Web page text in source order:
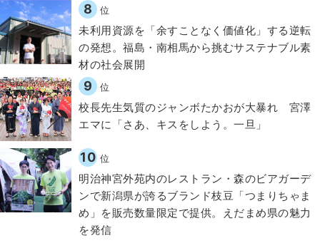
8 位
​​未利用資源を「余すことなく価値化」する逆転
の発想。福島・南相馬から挑むサステナブル素
材の社会展開​
9 位
校長先生気質のジャンボたかおが大暴れ 宮澤
エマに「さあ、キスをしよう。一旦」
10 位
明治神宮外苑内のレストラン・森のビアガーデ
ンで新潟県が誇るブランド枝豆「つまりちゃま
め」を販売数量限定で提供。えだまめ県の魅力
を発信